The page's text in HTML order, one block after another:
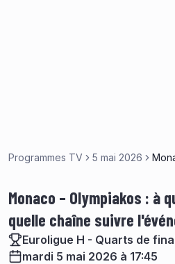
Programmes TV 5 mai 2026
Monaco – Olympiakos : à
quelle chaîne suivre
Euroligue H - Quarts de
mardi 5 mai 2026 à 17:45